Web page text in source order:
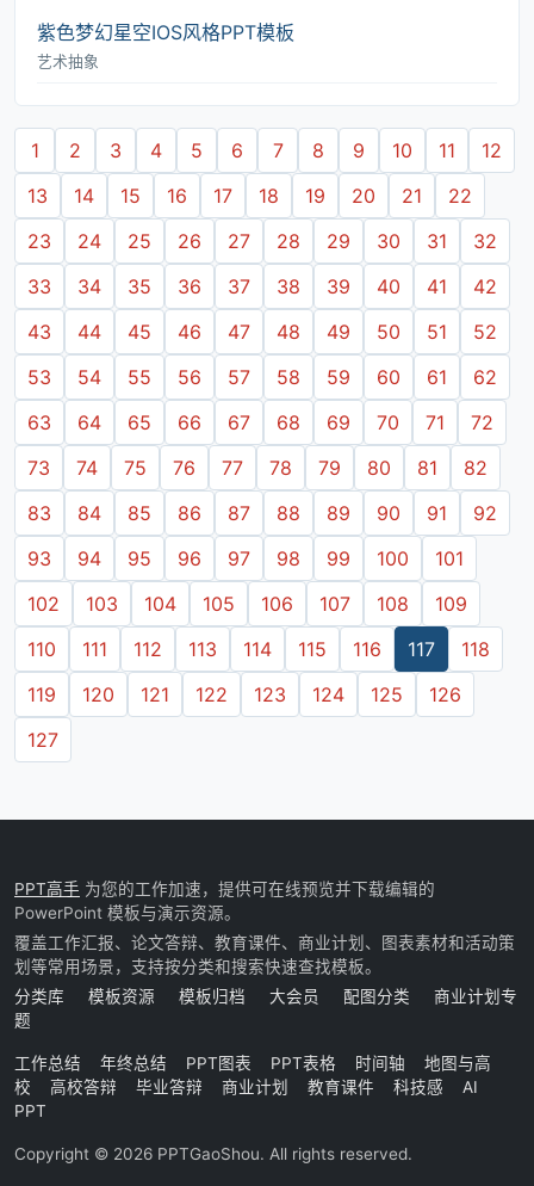
紫色梦幻星空IOS风格PPT模板
艺术抽象
1 2 3 4 5 6 7 8 9 10 11
12
13
14 15 16 17 18 19 20 21
22
23
24 25 26 27 28 29 30 31
32
33
34 35 36 37 38 39 40 41
42
43
44 45 46 47 48 49 50 51
52
53
54 55 56 57 58 59 60 61
62
63
64 65 66 67 68 69 70 71
72
73
74 75 76 77 78 79 80 81
82
83
84 85 86 87 88 89 90 91
92
93
94 95 96 97 98 99 100
101
102
103 104 105 106 107 108
109
110
111 112 113 114 115 116 117
118
119
120 121 122 123 124 125
126
127
PPT高手 为您的工作加速，提供可在线预览并下载编辑的
PowerPoint 模板与演示资源。
覆盖工作汇报、论文答辩、教育课件、商业计划、图表素材和活动策
划等常用场景，支持按分类和搜索快速查找模板。
分类库
模板资源 模板归档 大会员 配图分类
商业计划专
题
工作总结 年终总结 PPT图表 PPT表格 时间轴
地图与高
校
高校答辩 毕业答辩 商业计划 教育课件 科技感
AI
PPT
Copyright © 2026 PPTGaoShou. All rights reserved.